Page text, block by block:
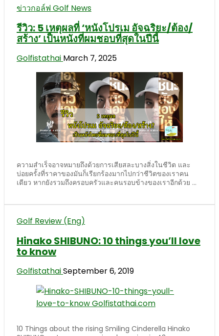
ข่าวกอล์ฟ Golf News
รีวิว: 5 เหตุผลที่ ‘หนังโปรเม อัจฉริยะ/ต้อง/
สร้าง’ เป็นหนังที่ผมชอบที่สุดในปีนี้
Golfistathai March 7, 2025
ความสำเร็จอาจหมายถึงด้วยการเสียสละบางสิ่งในชีวิต และ
บ่อยครั้งที่ราคาของมันก็เรียกร้องมากไปกว่าชีวิตของเราคน
เดียว หากยังรวมถึงครอบครัวและคนรอบข้างของเราอีกด้วย ...
Golf Review (Eng)
Hinako SHIBUNO: 10 things you’ll love
to know
GolfistathaiSeptember 6, 2019
10 Things about the rising Smiling Cinderella Hinako